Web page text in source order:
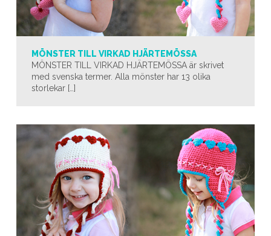
MÖNSTER TILL VIRKAD HJÄRTEMÖSSA
MÖNSTER TILL VIRKAD HJÄRTEMÖSSA är skrivet
med svenska termer. Alla mönster har 13 olika
storlekar […]